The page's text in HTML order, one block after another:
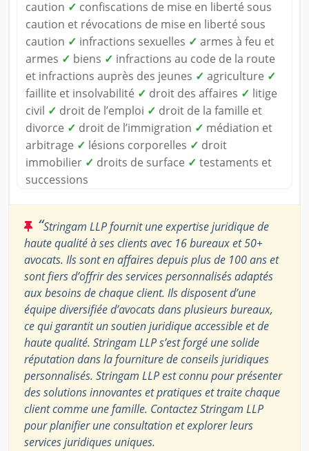
caution ✓ confiscations de mise en liberté sous
caution et révocations de mise en liberté sous
caution ✓ infractions sexuelles ✓ armes à feu et
armes ✓ biens ✓ infractions au code de la route
et infractions auprès des jeunes ✓ agriculture ✓
faillite et insolvabilité ✓ droit des affaires ✓ litige
civil ✓ droit de l’emploi ✓ droit de la famille et
divorce ✓ droit de l’immigration ✓ médiation et
arbitrage ✓ lésions corporelles ✓ droit
immobilier ✓ droits de surface ✓ testaments et
successions
“Stringam LLP fournit une expertise juridique de
haute qualité à ses clients avec 16 bureaux et 50+
avocats. Ils sont en affaires depuis plus de 100 ans et
sont fiers d’offrir des services personnalisés adaptés
aux besoins de chaque client. Ils disposent d’une
équipe diversifiée d’avocats dans plusieurs bureaux,
ce qui garantit un soutien juridique accessible et de
haute qualité. Stringam LLP s’est forgé une solide
réputation dans la fourniture de conseils juridiques
personnalisés. Stringam LLP est connu pour présenter
des solutions innovantes et pratiques et traite chaque
client comme une famille. Contactez Stringam LLP
pour planifier une consultation et explorer leurs
services juridiques uniques.